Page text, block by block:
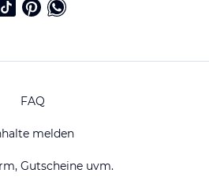
FAQ
melden
Gutscheine uvm.